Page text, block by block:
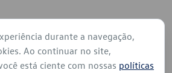
durante a navegação,
Ao continuar no site,
está ciente com nossas políticas